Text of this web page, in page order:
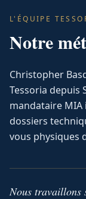
L'ÉQUIPE
Notre
Christopher
Tessoria depuis
mandataire
dossiers
vous physiques
Nous travaillons